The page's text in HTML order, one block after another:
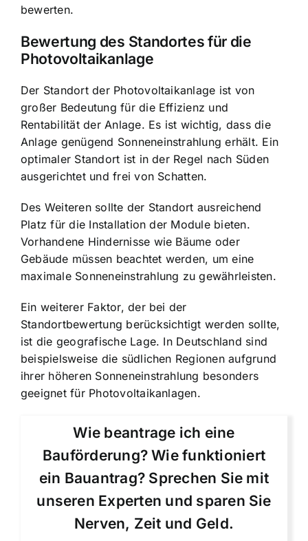
bewerten.
Bewertung des Standortesfür die
Photovoltaikanlage
Der Standort der Photovoltaikanlage ist von
großer Bedeutung für die Effizienz und
Rentabilität der Anlage. Es ist wichtig, dass die
Anlage genügend Sonneneinstrahlung erhält. Ein
optimaler Standort ist in der Regel nach Süden
ausgerichtet und frei von Schatten.
Des Weiteren sollte der Standort ausreichend
Platz für die Installation der Module bieten.
Vorhandene Hindernisse wie Bäume oder
Gebäude müssen beachtet werden, um eine
maximale Sonneneinstrahlung zu gewährleisten.
Ein weiterer Faktor, der bei der
Standortbewertung berücksichtigt werden sollte,
ist die geografische Lage. In Deutschland sind
beispielsweise die südlichen Regionen aufgrund
ihrer höheren Sonneneinstrahlung besonders
geeignet für Photovoltaikanlagen.
Wie beantrage ich eine
Bauförderung? Wie funktioniert
ein Bauantrag? Sprechen Sie mit
unseren Experten und sparen Sie
Nerven, Zeit und Geld.